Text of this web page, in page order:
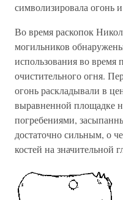
символизировала огонь
Во время раскопок
могильников
использования во время
очистительного огня.
огонь раскладывали в
выравненной площадке
погребениями,
достаточно сильным, о
костей на значительной